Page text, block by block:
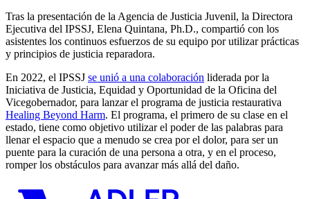
Tras la presentación de la Agencia de Justicia Juvenil, la Directora
Ejecutiva del IPSSJ, Elena Quintana, Ph.D., compartió con los
asistentes los continuos esfuerzos de su equipo por utilizar prácticas
y principios de justicia reparadora.
En 2022, el IPSSJ se unió a una colaboración liderada por la
Iniciativa de Justicia, Equidad y Oportunidad de la Oficina del
Vicegobernador, para lanzar el programa de justicia restaurativa
Healing Beyond Harm. El programa, el primero de su clase en el
estado, tiene como objetivo utilizar el poder de las palabras para
llenar el espacio que a menudo se crea por el dolor, para ser un
puente para la curación de una persona a otra, y en el proceso,
romper los obstáculos para avanzar más allá del daño.